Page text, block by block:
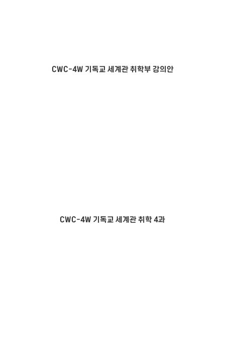
CWC-4W 기독교 세계관 취학부 강의안
CWC-4W 기독교 세계관 취학 4과